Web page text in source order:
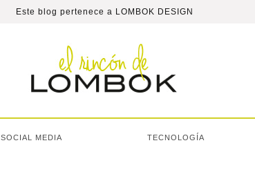
Este blog pertenece a LOMBOK DESIGN
SOCIAL MEDIA TECNOLOGÍA